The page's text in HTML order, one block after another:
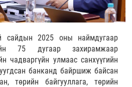
сайдын 2025 оны наймдугаар
75 дугаар захирамжаар
чадваргүйн улмаас санхүүгийн
банканд байршиж байсан
төрийн байгууллага, төрийн